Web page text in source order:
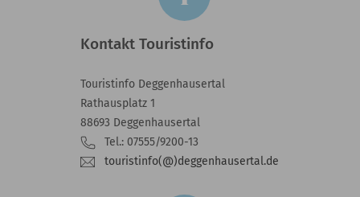
Kontakt Touristinfo
Touristinfo Deggenhausertal
Rathausplatz 1
88693 Deggenhausertal
Tel.: 07555/9200-13
touristinfo(@)deggenhausertal.de